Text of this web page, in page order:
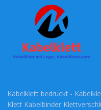
Kabelklett bedruckt -
Klett Kabelbinder